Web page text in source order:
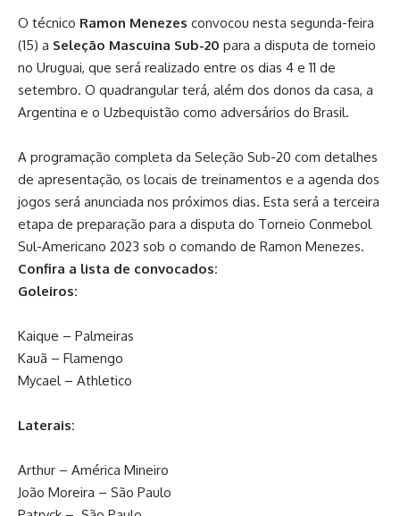
O técnico Ramon Menezes convocou nesta segunda-feira
(15) a Seleção Mascuina Sub-20 para a disputa de torneio
no Uruguai, que será realizado entre os dias 4 e 11 de
setembro. O quadrangular terá, além dos donos da casa, a
Argentina e o Uzbequistão como adversários do Brasil.
A programação completa da Seleção Sub-20 com detalhes
de apresentação, os locais de treinamentos e a agenda dos
jogos será anunciada nos próximos dias. Esta será a terceira
etapa de preparação para a disputa do Torneio Conmebol
Sul-Americano 2023 sob o comando de Ramon Menezes.
Confira a lista de convocados:
Goleiros:
Kaique – Palmeiras
Kauã – Flamengo
Mycael – Athletico
Laterais:
Arthur – América Mineiro
João Moreira – São Paulo